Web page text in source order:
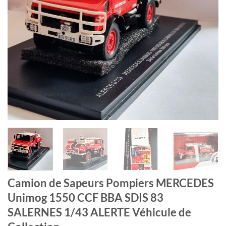
Camion de Sapeurs Pompiers MERCEDES
Unimog 1550 CCF BBA SDIS 83
SALERNES 1/43 ALERTE Véhicule de